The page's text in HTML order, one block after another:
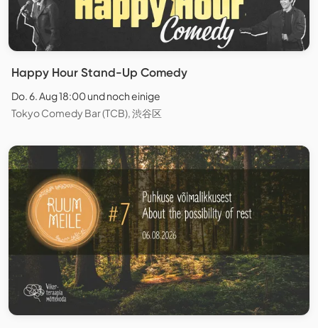
Happy Hour Stand-Up Comedy
Do. 6. Aug 18:00 und noch einige
Tokyo Comedy Bar (TCB), 渋谷区